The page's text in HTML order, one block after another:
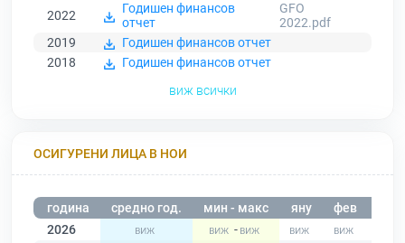
2022
Годишен финансов
отчет
GFO
2022.pdf
2019
Годишен финансов отчет
2018
Годишен финансов отчет
виж всички
ОСИГУРЕНИ ЛИЦА В НОИ
година средно год. мин - макс яну фев
2026
-